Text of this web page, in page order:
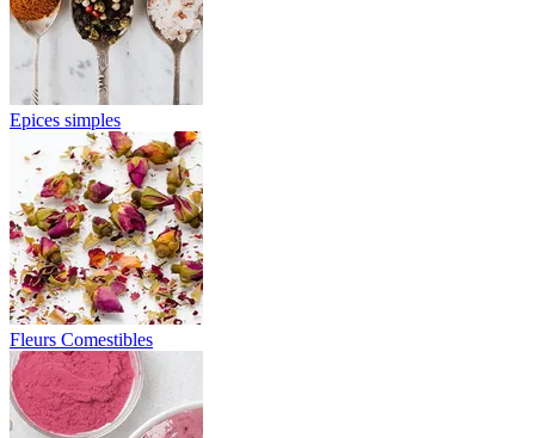
Epices simples
Fleurs Comestibles